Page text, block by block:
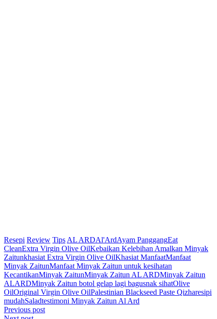
Resepi Review TipsAL ARDAl'ArdAyam PanggangEat
CleanExtra Virgin Olive OilKebaikan Kelebihan Amalkan Minyak
Zaitunkhasiat Extra Virgin Olive OilKhasiat ManfaatManfaat
Minyak ZaitunManfaat Minyak Zaitun untuk kesihatan
KecantikanMinyak ZaitunMinyak Zaitun AL ARDMinyak Zaitun
ALARDMinyak Zaitun botol gelap lagi bagusnak sihatOlive
OilOriginal Virgin Olive OilPalestinian Blackseed Paste Qizharesipi
mudahSaladtestimoni Minyak Zaitun Al Ard
Post
Previous post